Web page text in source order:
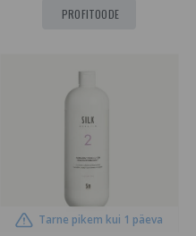
PROFITOODE
Tarne pikem kui 1 päeva